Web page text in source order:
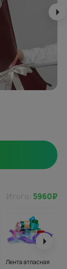
5960₽
Лента атласная